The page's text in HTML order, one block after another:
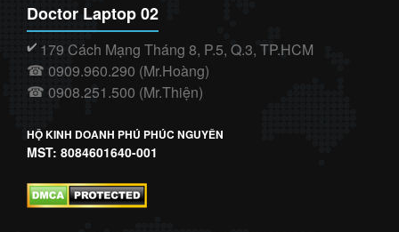
Doctor Laptop 02
✔️ 179 Cách Mạng Tháng 8, P.5, Q.3, TP.HCM
☎ 0909.960.290 (Mr.Hoàng)
☎ 0908.251.500 (Mr.Thiện)
HỘ KINH DOANH PHÚ PHÚC NGUYÊN
MST: 8084601640-001